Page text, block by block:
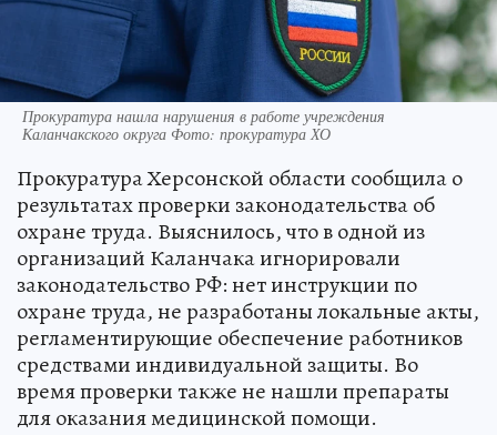
Прокуратура нашла нарушения в работе учреждения
Каланчакского округа Фото: прокуратура ХО
Прокуратура Херсонской области сообщила о
результатах проверки законодательства об
охране труда. Выяснилось, что в одной из
организаций Каланчака игнорировали
законодательство РФ: нет инструкции по
охране труда, не разработаны локальные акты,
регламентирующие обеспечение работников
средствами индивидуальной защиты. Во
время проверки также не нашли препараты
для оказания медицинской помощи.